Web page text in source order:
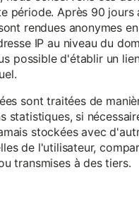
période. Après 90 jours
rendues anonymes en
IP au niveau du
possible d'établir un
sont traitées de
statistiques, si
stockées avec
de l'utilisateur,
transmises à des tiers.